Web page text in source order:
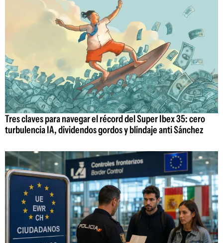
Tres claves para navegar el récord del Super Ibex 35: cero
turbulencia IA, dividendos gordos y blindaje anti Sánchez